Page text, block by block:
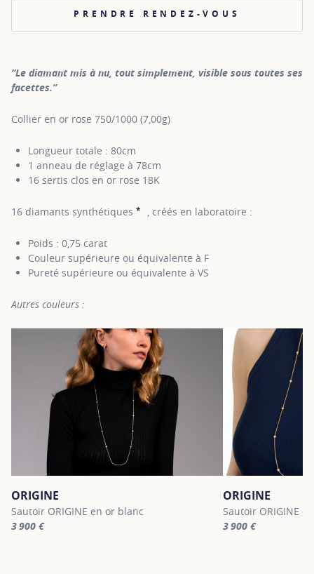
PRENDRE RENDEZ-VOUS
“Le diamant mis à nu, tout simplement, visible sous toutes ses
facettes.”
Collier en or rose 750/1000 (7,00g)
Longueur totale : 80cm
1 anneau de réglage à 78cm
16 sertis clos en or rose 18K
16 diamants synthétiques * SHOW TOOLTIP
, créés en laboratoire :
Poids : 0,75 carat
Couleur supérieure ou équivalente à F
Pureté supérieure ou équivalente à VS
Autres couleurs :
ORIGINE
Sautoir ORIGINE en or blanc
3 900 €
ORIGINE
Sautoir ORIGINE
3 900 €